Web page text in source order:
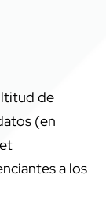
de
(en
a los